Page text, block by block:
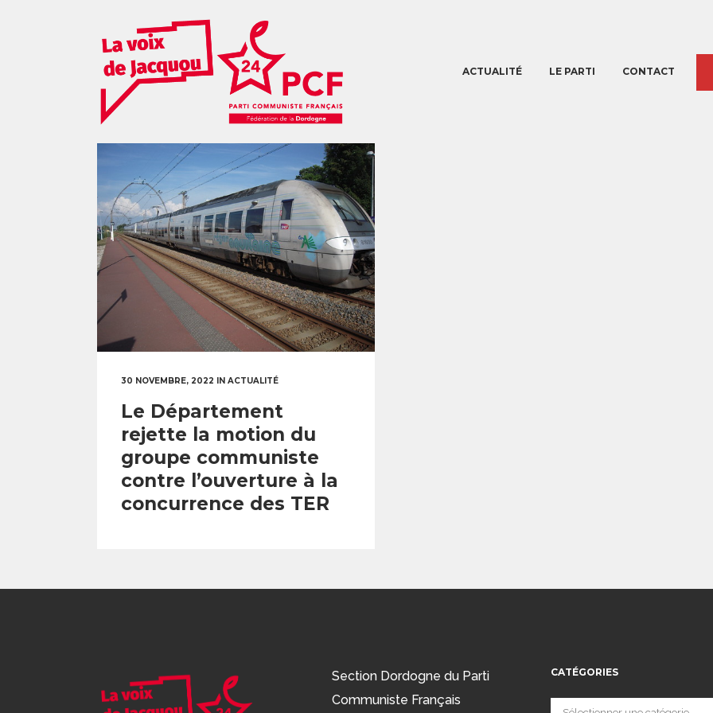
ACTUALITÉ LE PARTI CONTACT
30 NOVEMBRE, 2022 IN ACTUALITÉ
Le Département
rejette la motion du
groupe communiste
contre l’ouverture à la
concurrence des TER
Section Dordogne du Parti
Communiste Français
CATÉGORIES
Catégories